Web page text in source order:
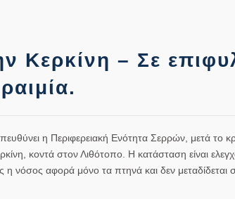
Κερκίνη – Σε
η Περιφερειακή Ενότητα Σερρών, μετά το
κοντά στον Λιθότοπο. Η κατάσταση είναι
νόσος αφορά μόνο τα πτηνά και δεν μεταδίδεται